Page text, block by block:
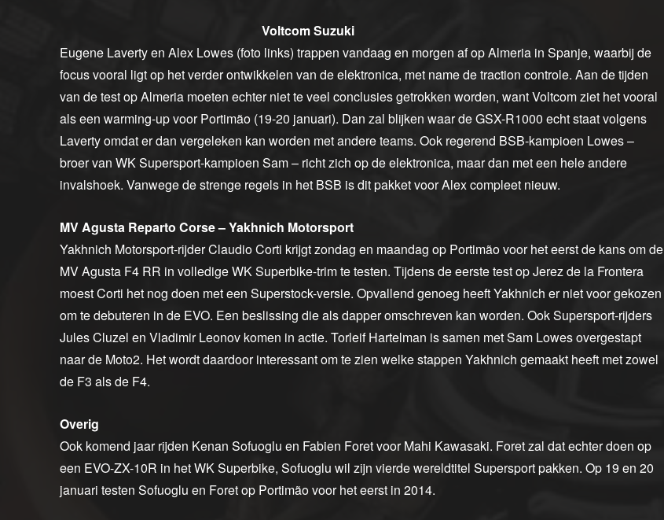
Voltcom Suzuki
Eugene Laverty en Alex Lowes (foto links) trappen vandaag en morgen af op Almeria in Spanje, waarbij de
focus vooral ligt op het verder ontwikkelen van de elektronica, met name de traction controle. Aan de tijden
van de test op Almeria moeten echter niet te veel conclusies getrokken worden, want Voltcom ziet het vooral
als een warming-up voor Portimão (19-20 januari). Dan zal blijken waar de GSX-R1000 echt staat volgens
Laverty omdat er dan vergeleken kan worden met andere teams. Ook regerend BSB-kampioen Lowes –
broer van WK Supersport-kampioen Sam – richt zich op de elektronica, maar dan met een hele andere
invalshoek. Vanwege de strenge regels in het BSB is dit pakket voor Alex compleet nieuw.
MV Agusta Reparto Corse – Yakhnich Motorsport
Yakhnich Motorsport-rijder Claudio Corti krijgt zondag en maandag op Portimão voor het eerst de kans om de
MV Agusta F4 RR in volledige WK Superbike-trim te testen. Tijdens de eerste test op Jerez de la Frontera
moest Corti het nog doen met een Superstock-versie. Opvallend genoeg heeft Yakhnich er niet voor gekozen
om te debuteren in de EVO. Een beslissing die als dapper omschreven kan worden. Ook Supersport-rijders
Jules Cluzel en Vladimir Leonov komen in actie. Torleif Hartelman is samen met Sam Lowes overgestapt
naar de Moto2. Het wordt daardoor interessant om te zien welke stappen Yakhnich gemaakt heeft met zowel
de F3 als de F4.
Overig
Ook komend jaar rijden Kenan Sofuoglu en Fabien Foret voor Mahi Kawasaki. Foret zal dat echter doen op
een EVO-ZX-10R in het WK Superbike, Sofuoglu wil zijn vierde wereldtitel Supersport pakken. Op 19 en 20
januari testen Sofuoglu en Foret op Portimão voor het eerst in 2014.